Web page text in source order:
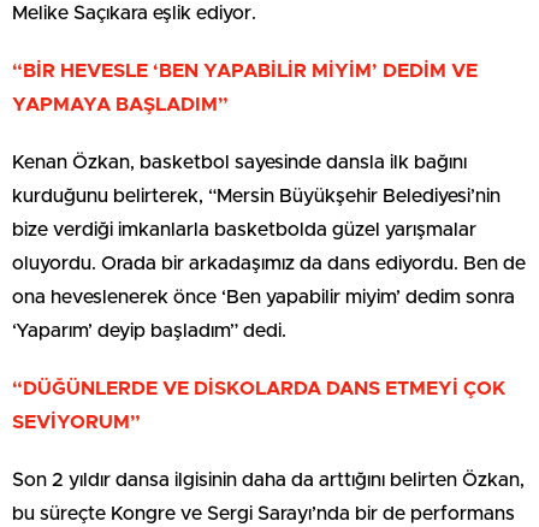
Melike Saçıkara eşlik ediyor.
“BİR HEVESLE ‘BEN YAPABİLİR MİYİM’ DEDİM VE
YAPMAYA BAŞLADIM”
Kenan Özkan, basketbol sayesinde dansla ilk bağını
kurduğunu belirterek, “Mersin Büyükşehir Belediyesi’nin
bize verdiği imkanlarla basketbolda güzel yarışmalar
oluyordu. Orada bir arkadaşımız da dans ediyordu. Ben de
ona heveslenerek önce ‘Ben yapabilir miyim’ dedim sonra
‘Yaparım’ deyip başladım” dedi.
“DÜĞÜNLERDE VE DİSKOLARDA DANS ETMEYİ ÇOK
SEVİYORUM”
Son 2 yıldır dansa ilgisinin daha da arttığını belirten Özkan,
bu süreçte Kongre ve Sergi Sarayı’nda bir de performans